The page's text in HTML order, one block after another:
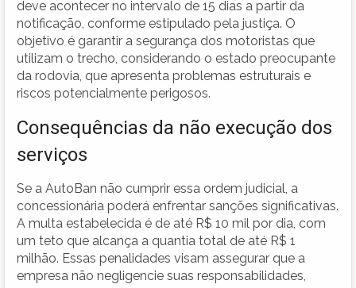
deve acontecer no intervalo de 15 dias a partir da
notificação, conforme estipulado pela justiça. O
objetivo é garantir a segurança dos motoristas que
utilizam o trecho, considerando o estado preocupante
da rodovia, que apresenta problemas estruturais e
riscos potencialmente perigosos.
Consequências da não execução dos
serviços
Se a AutoBan não cumprir essa ordem judicial, a
concessionária poderá enfrentar sanções significativas.
A multa estabelecida é de até R$ 10 mil por dia, com
um teto que alcança a quantia total de até R$ 1
milhão. Essas penalidades visam assegurar que a
empresa não negligencie suas responsabilidades,